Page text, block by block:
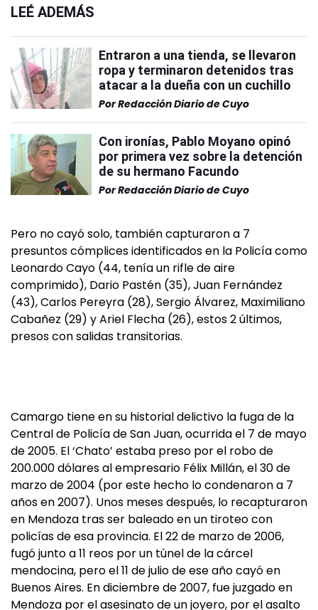
LEÉ ADEMÁS
Entraron a una tienda, se llevaron
ropa y terminaron detenidos tras
atacar a la dueña con un cuchillo
PorRedacción Diario de Cuyo
Con ironías, Pablo Moyano opinó
por primera vez sobre la detención
de su hermano Facundo
PorRedacción Diario de Cuyo
Pero no cayó solo, también capturaron a 7
presuntos cómplices identificados en la Policía como
Leonardo Cayo (44, tenía un rifle de aire
comprimido), Dario Pastén (35), Juan Fernández
(43), Carlos Pereyra (28), Sergio Álvarez, Maximiliano
Cabañez (29) y Ariel Flecha (26), estos 2 últimos,
presos con salidas transitorias.
Camargo tiene en su historial delictivo la fuga de la
Central de Policía de San Juan, ocurrida el 7 de mayo
de 2005. El ‘Chato’ estaba preso por el robo de
200.000 dólares al empresario Félix Millán, el 30 de
marzo de 2004 (por este hecho lo condenaron a 7
años en 2007). Unos meses después, lo recapturaron
en Mendoza tras ser baleado en un tiroteo con
policías de esa provincia. El 22 de marzo de 2006,
fugó junto a 11 reos por un túnel de la cárcel
mendocina, pero el 11 de julio de ese año cayó en
Buenos Aires. En diciembre de 2007, fue juzgado en
Mendoza por el asesinato de un joyero, por el asalto